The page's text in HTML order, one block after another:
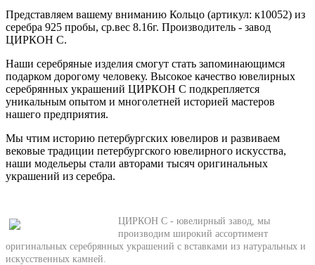
Представляем вашему вниманию Кольцо (артикул: к10052) из
серебра 925 пробы, ср.вес 8.16г. Производитель - завод
ЦИРКОН С.
Наши серебряные изделия смогут стать запоминающимся
подарком дорогому человеку. Высокое качество ювелирных
серебрянных украшений ЦИРКОН С подкрепляется
уникальным опытом и многолетней историей мастеров
нашего предприятия.
Мы чтим историю петербургских ювелиров и развиваем
вековые традиции петербургского ювелирного искусства,
наши модельеры стали авторами тысяч оригинальных
украшений из серебра.
ЦИРКОН С - ювелирный завод, мы
производим широкий ассортимент
оригинальных серебрянных украшений с вставками из натуральных и
искусственных камней.